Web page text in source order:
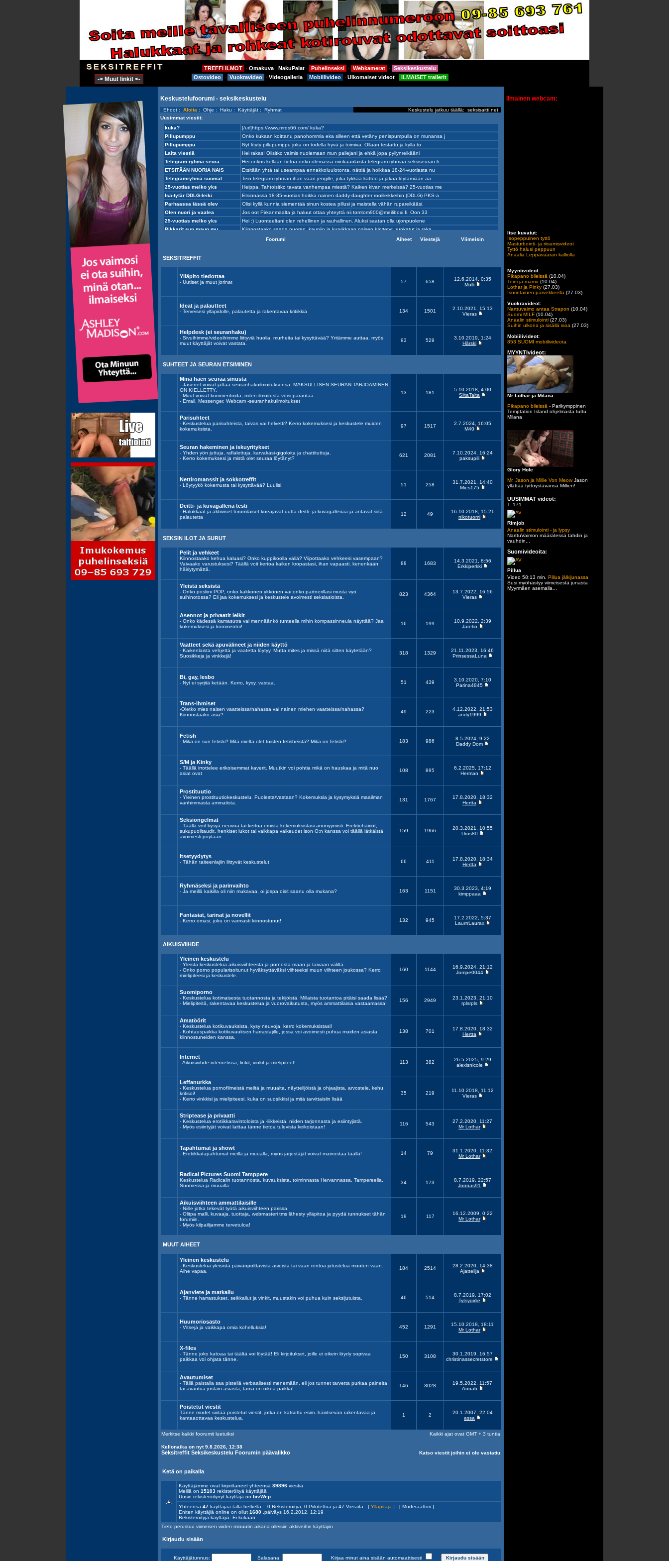
TREFFI ILMOT ⋅ Omakuva ⋅ NakuPalat ⋅ Puhelinseksi ⋅ Webkamerat ⋅
Seksikeskustelu
Ostovideo
⋅ Vuokravideo ⋅ Videogalleria ⋅ Mobiilivideo ⋅ Ulkomaiset videot ⋅ ILMAISET trailerit
-> Muut linkit <-
Keskustelufoorumi - seksikeskustelu
Ehdot : Aloita : Ohje : Haku : Käyttäjät : Ryhmät Keskustelu jatkuu täällä: seksisaitti.net
Uusimmat viestit:
Foorumi Aiheet Viestejä Viimeisin
SEKSITREFFIT
Ylläpito tiedottaa
- Uutiset ja muut jorinat 57 658
12.6.2014, 0:35
Mulli
Ideat ja palautteet
- Terveisesi ylläpidolle, palautetta ja rakentavaa kritiikkiä 134 1501
2.10.2021, 15:13
Vieras
Helpdesk (ei seuranhaku)
- Sivuihimme/videoihimme liittyviä huolia, murheita tai kysyttävää? Yritämme auttaa, myös
muut käyttäjät voivat vastata.
93 529
3.10.2019, 1:24
Härski
SUHTEET JA SEURAN ETSIMINEN
Minä haen seuraa sinusta
- Jäsenet voivat jättää seuranhakuilmoituksensa. MAKSULLISEN SEURAN TARJOAMINEN
ON KIELLETTY.
- Muut voivat kommentoida, miten ilmoitusta voisi parantaa.
- Email, Messenger, Webcam -seuranhakuilmoitukset
13 181
5.10.2018, 4:00
SiltaTalta
Parisuhteet
- Keskustelua parisuhteista, taivas vai helvetti? Kerro kokemuksesi ja keskustele muiden
kokemuksista.
97 1517
2.7.2024, 16:05
M40
Seuran hakeminen ja iskuyritykset
- Yhden yön juttuja, raflalettuja, karvakäsi-gigoloita ja chattituttuja.
- Kerro kokemuksesi ja mistä olet seuraa löytänyt?
621 2081
7.10.2024, 16:24
paksupili
Nettiromanssit ja sokkotreffit
- Löytyykö kokemusta tai kysyttävää? Luulisi. 51 258
31.7.2021, 14:40
Mies175
Deitti- ja kuvagalleria testi
- Halukkaat ja aktiiviset forumilaiset koeajavat uutta deitti- ja kuvagalleriaa ja antavat siitä
palautetta
12 49
16.10.2018, 15:21
nikotuomi
SEKSIN ILOT JA SURUT
Pelit ja vehkeet
Kiinnostaako kehua kaluasi? Onko kuppikoolla väliä? Viipottaako vehkeesi vasempaan?
Vaivaako varustuksesi? Täällä voit kertoa kaiken kropastasi, ihan vapaasti, kenenkään
häiriytymättä.
88 1683
14.3.2021, 8:56
Erkkiperkki
Yleistä seksistä
- Onko posliini POP, onko kakkonen ykkönen vai onko partnerillasi musta vyö
suihinotossa? Eli jaa kokemuksesi ja keskustele avoimesti seksiasioista.
823 4364
13.7.2022, 16:56
Vieras
Asennot ja privaatit leikit
- Onko kädessä kamasutra vai mennäänkö tunteella mihin kompassinneula näyttää? Jaa
kokemuksesi ja kommentoi!
16 199
10.9.2022, 2:39
Jaretin
Vaatteet sekä apuvälineet ja niiden käyttö
- Kaikenlaista vehjettä ja vaatetta löytyy. Mutta mites ja missä niitä sitten käytetään?
Suosikkeja ja vinkkejä!
318 1329
21.11.2023, 16:46
PrinsessaLuna
Bi, gay, lesbo
- Nyt ei syrjitä ketään. Kerro, kysy, vastaa. 51 439
3.10.2020, 7:10
Parina4845
Trans-ihmiset
-Oletko mies naisen vaatteissa/nahassa vai nainen miehen vaatteissa/nahassa?
Kiinnostaako asia?
49 223
4.12.2022, 21:53
andy1999
Fetish
- Mikä on sun fetishi? Mitä mieltä olet toisten fetisheistä? Mikä on fetishi? 183 986
8.5.2024, 9:22
Daddy Dom
S/M ja Kinky
- Täällä irrottelee erikoisemmat kaverit. Muutkin voi pohtia mikä on hauskaa ja mitä nuo
asiat ovat
108 895
6.2.2025, 17:12
Herman
Prostituutio
- Yleinen prostituutiokeskustelu. Puolesta/vastaan? Kokemuksia ja kysymyksiä maailman
vanhimmasta ammatista.
131 1767
17.8.2020, 18:32
Hertta
Seksiongelmat
- Täällä voit kysyä neuvoa tai kertoa omista kokemuksistasi anonyymisti. Erektiohäiriöt,
sukupuolitaudit, henkiset lukot tai vaikkapa vaikeudet ison O:n kanssa voi täällä lätkäistä
avoimesti pöytään.
159 1966
20.3.2021, 10:55
Uros80
Itsetyydytys
- Tähän taiteenlajiin liittyvät keskustelut 66 411
17.8.2020, 18:34
Hertta
Ryhmäseksi ja parinvaihto
- Ja meillä kaikilla oli niin mukavaa, oi jospa oisit saanu olla mukana? 163 1151
30.3.2023, 4:19
kimppaaa
Fantasiat, tarinat ja novellit
- Kerro omasi, joku on varmasti kiinnostunut! 132 945
17.2.2022, 5:37
LaurrrLaurax
AIKUISVIIHDE
Yleinen keskustelu
- Yleistä keskustelua aikuisviihteestä ja pornosta maan ja taivaan väliltä.
- Onko porno popularisoitunut hyväksyttäväksi viihteeksi muun viihteen joukossa? Kerro
mielipiteesi ja keskustele.
160 1144
16.9.2024, 21:12
Jompe0044
Suomiporno
- Keskustelua kotimaisesta tuotannosta ja tekijöistä. Millaista tuotantoa pitäisi saada lisää?
- Mielipiteitä, rakentavaa keskustelua ja vuorovaikutusta, myös ammattilaisia vastaamassa!
156 2949
23.1.2023, 21:10
rplsrpls
Amatöörit
- Keskustelua kotikuvauksista, kysy neuvoja, kerro kokemuksistasi!
- Kohtauspaikka kotikuvauksen harrastajille, jossa voi avoimesti puhua muiden asiasta
kiinnostuneiden kanssa.
138 701
17.8.2020, 18:32
Hertta
Internet
- Aikuisviihde internetissä, linkit, vinkit ja mielipiteet! 113 382
26.5.2025, 9:29
alexisnicole
Leffanurkka
- Keskustelua pornofilmeistä meiltä ja muualta, näyttelijöistä ja ohjaajista, arvostele, kehu,
kritisoi!
- Kerro vinkkisi ja mielipiteesi, kuka on suosikkisi ja mitä tarvittaisiin lisää
35 219
11.10.2018, 11:12
Vieras
Striptease ja privaatti
- Keskustelua erotiikkaravintoloista ja -liikkeistä, niiden tarjonnasta ja esiintyjistä.
- Myös esiintyjät voivat laittaa tänne tietoa tulevista keikoistaan!
116 543
27.2.2020, 11:27
Mr Lothar
Tapahtumat ja showt
- Erotiikkatapahtumat meillä ja muualla, myös järjestäjät voivat mainostaa täällä! 14 79
31.1.2020, 11:32
Mr Lothar
Radical Pictures Suomi Tamppere
Keskustelua Radicalin tuotannosta, kuvauksista, toiminnasta Hervannassa, Tampereella,
Suomessa ja muualla
34 173
8.7.2019, 22:57
Joonas91
Aikuisviihteen ammattilaisille
- Niille jotka tekevät työtä aikuisviihteen parissa.
- Olitpa malli, kuvaaja, tuottaja, webmasteri tms lähesty ylläpitoa ja pyydä tunnukset tähän
forumiin.
- Myös kilpailijamme tervetuloa!
19 117
16.12.2009, 0:22
Mr Lothar
MUUT AIHEET
Yleinen keskustelu
- Keskustelua yleisistä päivänpolttavista asioista tai vaan rentoa jutustelua muuten vaan.
Aihe vapaa.
184 2514
28.2.2020, 14:38
Ajattelija
Ajanviete ja matkailu
- Tänne harrastukset, seikkailut ja vinkit, muustakin voi puhua kuin seksijutuista. 46 514
8.7.2019, 17:02
Tytsygirlie
Huumoriosasto
- Vitsejä ja vaikkapa omia kohelluksia! 452 1291
15.10.2018, 18:11
Mr Lothar
X-files
- Tänne joko katoaa tai täältä voi löytää! Eli kirjoitukset, joille ei oikein löydy sopivaa
paikkaa voi ohjata tänne.
150 3108
30.1.2019, 16:57
christinassecretstore
Avautumiset
- Tällä palstalla saa pistellä verbaalisesti menemään, eli jos tunnet tarvetta purkaa paineita
tai avautua jostain asiasta, tämä on oikea paikka!
146 3028
19.5.2022, 11:57
Annab
Poistetut viestit
Tänne modet siirtää poistetut viestit, jotka on katsottu esim. häiritsevän rakentavaa ja
kantaaottavaa keskustelua.
1 2
20.1.2007, 22:04
assa
Merkitse kaikki foorumit luetuiksi Kaikki ajat ovat GMT + 3 tuntia
Kellonaika on nyt 9.8.2026, 12:38
Seksitreffit Seksikeskustelu Foorumin päävalikko Katso viestit joihin ei ole vastattu
Ketä on paikalla
Käyttäjämme ovat kirjoittaneet yhteensä 39896 viestiä
Meillä on 15103 rekisteröityä käyttäjää
Uusin rekisteröitynyt käyttäjä on bivWep
Yhteensä 47 käyttäjää tällä hetkellä :: 0 Rekisteröityä, 0 Piilotettua ja 47 Vieraita [ Ylläpitäjä ] [ Moderaattori ]
Eniten käyttäjiä online on ollut 1680 ,päiväys 16.2.2012, 12:19
Rekisteröityjä käyttäjiä: Ei kukaan
Tieto perustuu viimeisen viiden minuutin aikana olleisiin aktiiveihin käyttäjiin
Kirjaudu sisään
Käyttäjätunnus: Salasana: Kirjaa minut aina sisään automaattisesti
Ilmainen webcam:
Itse kuvatut:
Isopeppuinen tyttö
Masturbointi- ja riisumisvideot
Tyttö halusi peppuun
Anaalia Leppävaaran kalliolla
Myyntivideot:
Pikapano bileissä (10.04)
Teini ja mamu (10.04)
Lothar ja Pinky (27.03)
Isorintainen parvekkeella (27.03)
Vuokravideot:
Narttuvaimo antaa Strapon (10.04)
Suomi MILF (10.04)
Anaalin stimulointi (27.03)
Suihin ulkona ja sisällä isoa (27.03)
Mobiilivideot:
853 SUOMI mobiilivideota
MYYNTIvideot:
Mr Lothar ja Milana
Pikapano bileissä - Parikymppinen
Temptation Island ohjelmasta tuttu
Milana
Glory Hole
Mr. Jason ja Millie Von MeowJason
yllättää tyttöystävänsä Millien!
UUSIMMAT videot:
T: 171
Rimjob
Anaalin stimulointi - ja lypsy
NarttuVaimon määrätessä tahdin ja
vauhdin...
Suomivideoita:
Pillua
Video 58:13 min. Pillua jälkijunassa
Susi myöhästyy viimeisestä junasta
Myyrmäen asemalla...